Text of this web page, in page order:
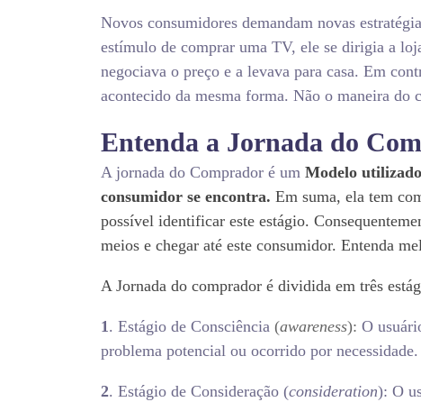
Novos consumidores demandam novas
estímulo de comprar uma TV, ele se dirigia a
negociava o preço e a levava para casa. Em
acontecido da mesma forma. Não o maneira do
Entenda a Jornada do
A jornada do Comprador é um Modelo
consumidor se encontra. Em suma, ela tem
possível identificar este estágio.
meios e chegar até este consumidor. Entenda
A Jornada do comprador é dividida em três
1. Estágio de Consciência (awareness): O
problema potencial ou ocorrido por necessidade.
2. Estágio de Consideração (consideration): O